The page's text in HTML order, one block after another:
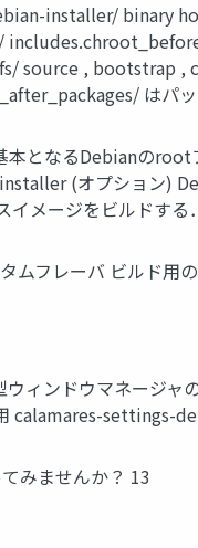
installer/
source , bootstrap
はパ
となるDebianの
(オプション)
メージをビルドする
ムフレーバ ビルド用
ィンドウマネージ
calamares-settings-
みませんか？ 13